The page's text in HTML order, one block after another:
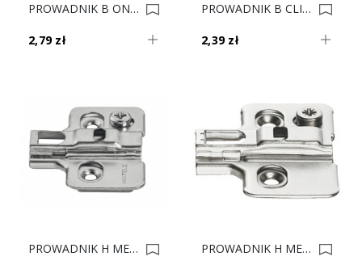
PROWADNIK B ONYKS CLIP 173H7100 H-0 V500 0020751
2,79 zł
PROWADNIK B CLIP 173H7100 H-0 V500 0020337
2,39 zł
PROWADNIK H METALLA CLIP H-2 311.70.612 0019895 PROWADNIK H METALLA CLIP H-0 311.70.610 0015578